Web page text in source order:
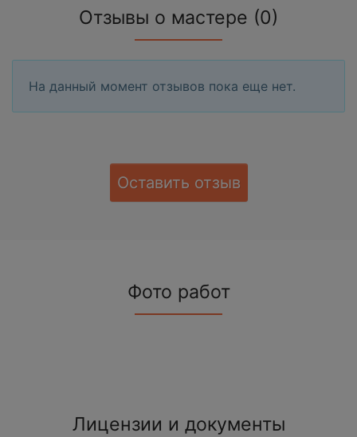
Отзывы о мастере (0)
На данный момент отзывов пока еще нет.
Оставить отзыв
Фото работ
Лицензии и документы